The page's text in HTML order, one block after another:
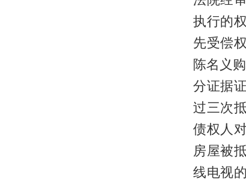
执行的
先受偿
陈名义
分证据
过三次
债权人
房屋被
线电视